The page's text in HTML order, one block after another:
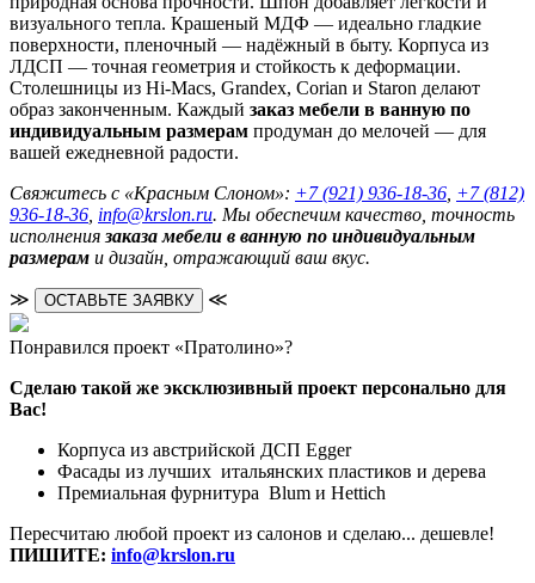
визуального тепла. Крашеный МДФ — идеально гладкие
поверхности, пленочный — надёжный в быту. Корпуса из
ЛДСП — точная геометрия и стойкость к деформации.
Столешницы из Hi-Macs, Grandex, Corian и Staron делают
образ законченным. Каждый заказ мебели в ванную по
индивидуальным размерам продуман до мелочей — для
вашей ежедневной радости.
Свяжитесь с «Красным Слоном»: +7 (921) 936-18-36 +7 (812)
936-18-36 info@krslon.ru. Мы обеспечим качество, точность
исполнения заказа мебели в ванную по индивидуальным
размерам и дизайн, отражающий ваш вкус.
≫ ОСТАВЬТЕ ЗАЯВКУ ≪
Понравился проект «Пратолино»?
Сделаю такой же эксклюзивный проект персонально для
Вас!
Корпуса из австрийской ДСП Egger
Фасады из лучших итальянских пластиков и дерева
Премиальная фурнитура Blum и Hettich
Пересчитаю любой проект из салонов и сделаю... дешевле!
ПИШИТЕ: info@krslon.ru